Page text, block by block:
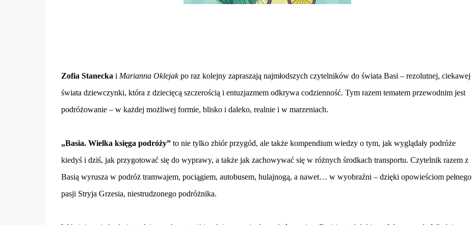
Zofia Stanecka i Marianna Oklejakpo raz kolejny zapraszają najmłodszych czytelników do świata Basi – rezolutnej, ciekawej
świata dziewczynki, która z dziecięcą szczerością i entuzjazmem odkrywa codzienność. Tym razem tematem przewodnim jest
podróżowanie – w każdej możliwej formie, blisko i daleko, realnie i w marzeniach.
„Basia. Wielka księga podróży”to nie tylko zbiór przygód, ale także kompendium wiedzy o tym, jak wyglądały podróże
kiedyś i dziś, jak przygotować się do wyprawy, a także jak zachowywać się w różnych środkach transportu. Czytelnik razem z
Basią wyrusza w podróż tramwajem, pociągiem, autobusem, hulajnogą, a nawet… w wyobraźni – dzięki opowieściom pełnego
pasji Stryja Grzesia, niestrudzonego podróżnika.